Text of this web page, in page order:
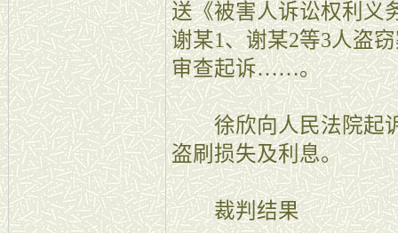
送《被害人诉讼权利义
谢某1、谢某2等3人盗
审查起诉……。
徐欣向人民法院起诉
盗刷损失及利息。
裁判结果